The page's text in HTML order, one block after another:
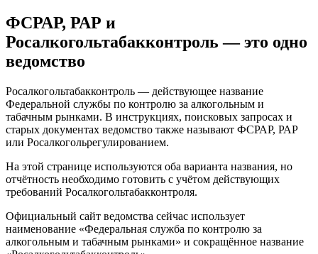
ФСРАР, РАР и
Росалкогольтабакконтроль — это одно
ведомство
Росалкогольтабакконтроль — действующее название
Федеральной службы по контролю за алкогольным и
табачным рынками. В инструкциях, поисковых запросах и
старых документах ведомство также называют ФСРАР, РАР
или Росалкогольрегулированием.
На этой странице используются оба варианта названия, но
отчётность необходимо готовить с учётом действующих
требований Росалкогольтабакконтроля.
Официальный сайт ведомства сейчас использует
наименование «Федеральная служба по контролю за
алкогольным и табачным рынками» и сокращённое название